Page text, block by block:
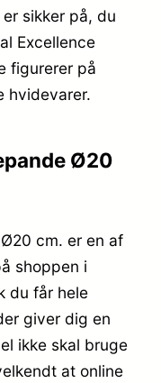
sikker på, du
Excellence
figurerer på
hvidevarer.
Ø20
cm. er en af
shoppen i
du får hele
giver dig en
ikke skal bruge
at online